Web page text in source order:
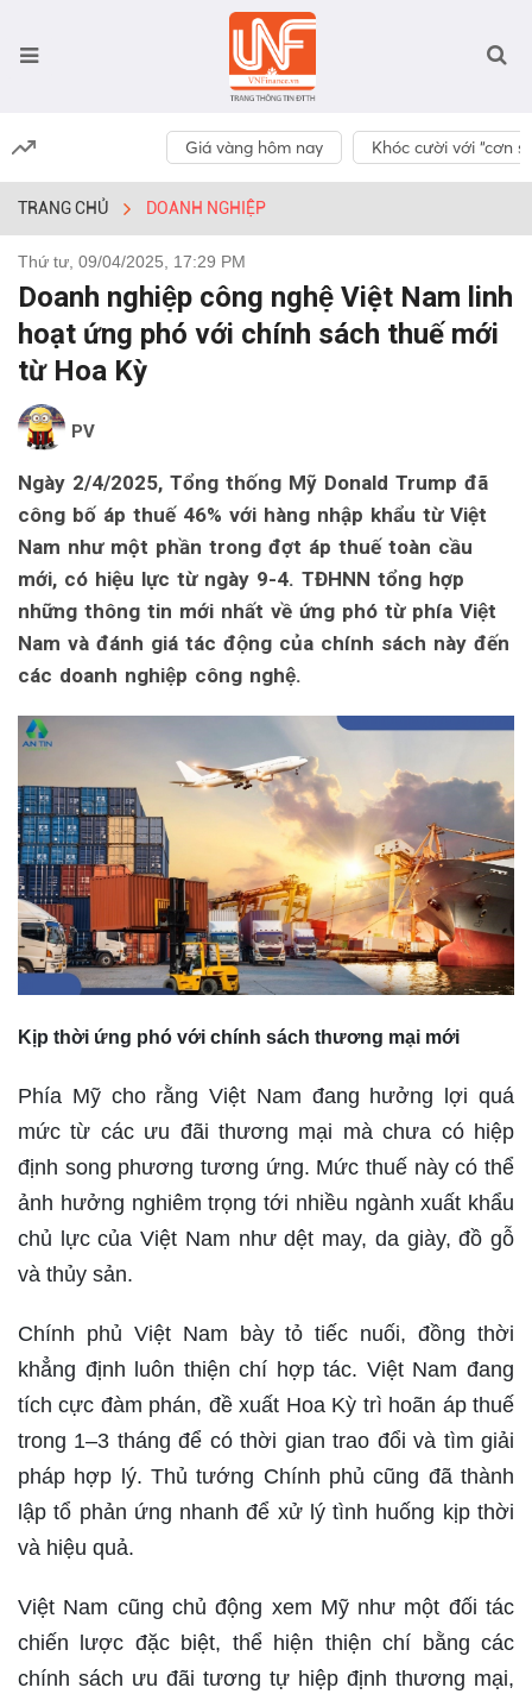
Giá vàng hôm nay Khóc cười với “cơn
TRANG CHỦ DOANH NGHIỆP
Thứ tư, 09/04/2025, 17:29 PM
Doanh nghiệp công nghệ Việt Nam linh
hoạt ứng phó với chính sách thuế mới
từ Hoa Kỳ
PV
Ngày 2/4/2025, Tổng thống Mỹ Donald Trump đã
công bố áp thuế 46% với hàng nhập khẩu từ Việt
Nam như một phần trong đợt áp thuế toàn cầu
mới, có hiệu lực từ ngày 9-4. TĐHNN tổng hợp
những thông tin mới nhất về ứng phó từ phía Việt
Nam và đánh giá tác động của chính sách này đến
các doanh nghiệp công nghệ.
Kịp thời ứng phó với chính sách thương mại mới
Phía Mỹ cho rằng Việt Nam đang hưởng lợi quá
mức từ các ưu đãi thương mại mà chưa có hiệp
định song phương tương ứng. Mức thuế này có thể
ảnh hưởng nghiêm trọng tới nhiều ngành xuất khẩu
chủ lực của Việt Nam như dệt may, da giày, đồ gỗ
và thủy sản.
Chính phủ Việt Nam bày tỏ tiếc nuối, đồng thời
khẳng định luôn thiện chí hợp tác. Việt Nam đang
tích cực đàm phán, đề xuất Hoa Kỳ trì hoãn áp thuế
trong 1–3 tháng để có thời gian trao đổi và tìm giải
pháp hợp lý. Thủ tướng Chính phủ cũng đã thành
lập tổ phản ứng nhanh để xử lý tình huống kịp thời
và hiệu quả.
Việt Nam cũng chủ động xem Mỹ như một đối tác
chiến lược đặc biệt, thể hiện thiện chí bằng các
chính sách ưu đãi tương tự hiệp định thương mại,